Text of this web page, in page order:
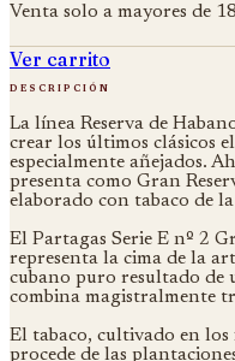
Venta solo a mayores de 18
Ver carrito
descripción
La línea Reserva de
crear los últimos clásicos
especialmente añejados.
presenta como Gran
elaborado con tabaco de
El Partagas Serie E nº 2
representa la cima de la
cubano puro resultado de
combina magistralmente
El tabaco, cultivado en los
procede de las